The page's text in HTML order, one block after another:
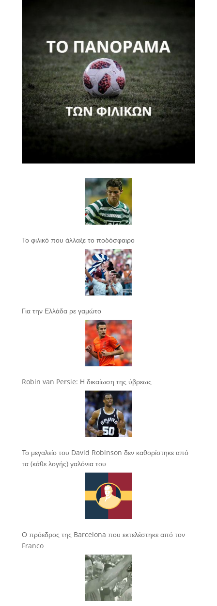
Το φιλικό που άλλαξε το ποδόσφαιρο
Για την Ελλάδα ρε γαμώτο
Robin van Persie: Η δικαίωση της ύβρεως
Το μεγαλείο του David Robinson δεν καθορίστηκε από
τα (κάθε λογής) γαλόνια του
Ο πρόεδρος της Barcelona που εκτελέστηκε από τον
Franco